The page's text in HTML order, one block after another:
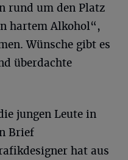
rund um den Platz
hartem Alkohol“,
Wünsche gibt es
überdachte
jungen Leute in
Brief
hat aus